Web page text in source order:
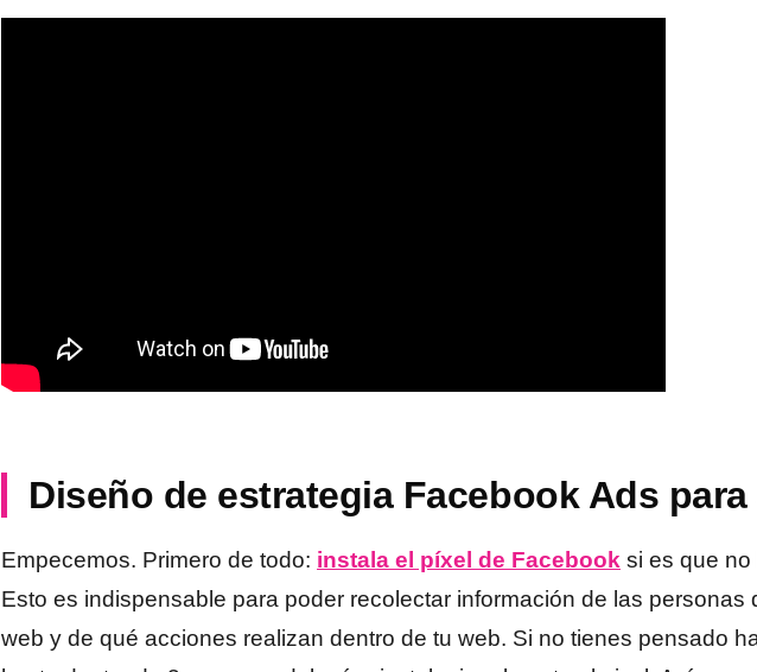
Diseño de estrategia Facebook Ads
Empecemos. Primero de todo: instala el píxel de Facebook si es que no
Esto es indispensable para poder recolectar información de las personas
web y de qué acciones realizan dentro de tu web. Si no tienes pensado